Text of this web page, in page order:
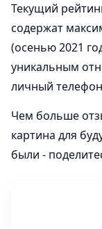
Текущий
содержат
(осенью 2021
уникальным
личный
Чем больше
картина для
были -